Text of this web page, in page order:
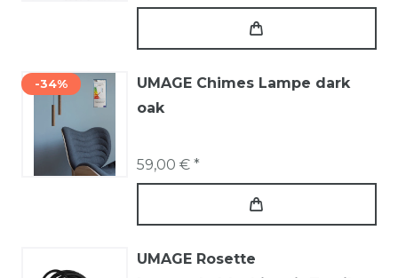
-34%
UMAGE Chimes Lampe dark
oak
59,00 € *
UMAGE Rosette